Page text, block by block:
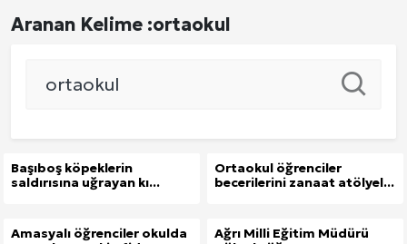
Aranan Kelime :ortaokul
Başıboş köpeklerin
saldırısına uğrayan kı...
Ortaokul öğrenciler
becerilerini zanaat atölyel...
Amasyalı öğrenciler okulda
Ağrı Milli Eğitim Müdürü